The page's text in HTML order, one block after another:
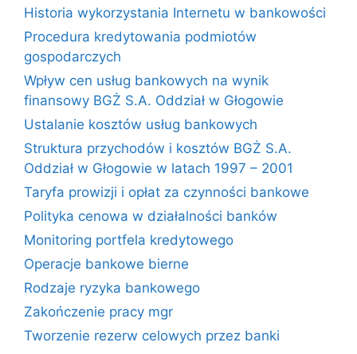
Historia wykorzystania Internetu w bankowości
Procedura kredytowania podmiotów
gospodarczych
Wpływ cen usług bankowych na wynik
finansowy BGŻ S.A. Oddział w Głogowie
Ustalanie kosztów usług bankowych
Struktura przychodów i kosztów BGŻ S.A.
Oddział w Głogowie w latach 1997 – 2001
Taryfa prowizji i opłat za czynności bankowe
Polityka cenowa w działalności banków
Monitoring portfela kredytowego
Operacje bankowe bierne
Rodzaje ryzyka bankowego
Zakończenie pracy mgr
Tworzenie rezerw celowych przez banki